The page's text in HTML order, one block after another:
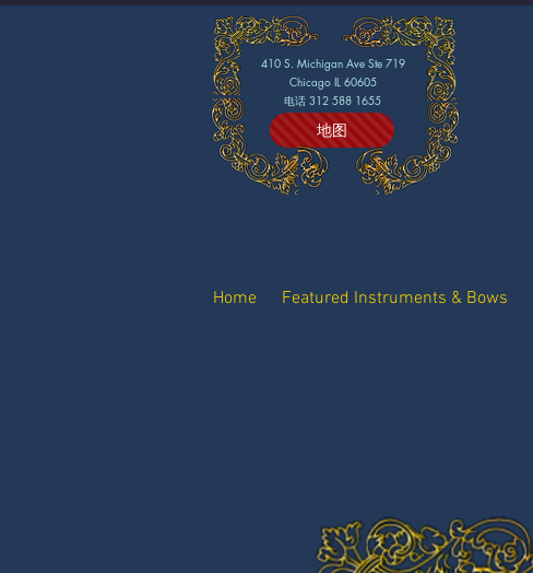
410 S. Michigan Ave Ste 719
Chicago IL 60605
电话 312 588 1655
地图
Home Featured Instruments & Bows